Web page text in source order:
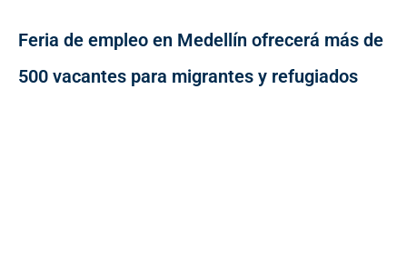
Feria de empleo en Medellín ofrecerá más de
500 vacantes para migrantes y refugiados